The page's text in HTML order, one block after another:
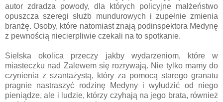
autor zdradza powody, dla których policyjne małżeństwo
opuszcza szeregi służb mundurowych i zupełnie zmienia
branżę. Osoby, które natomiast znają podinspektora Medynę
z pewnością niecierpliwie czekali na to spotkanie.
Sielska okolica przeczy jakby wydarzeniom, które w
miasteczku nad Zalewem się rozrywają. Nie tylko mamy do
czynienia z szantażystą, który za pomocą starego granatu
pragnie nastraszyć rodzinę Medyny i wyłudzić od niego
pieniądze, ale i ludzie, którzy czyhają na jego brata, również